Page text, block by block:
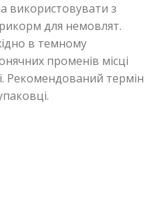
з
для немовлят.
в темному
променів місці
Рекомендований термін